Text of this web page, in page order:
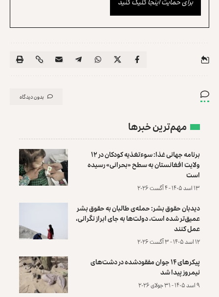
بدون دیدگاه
مهم‌ترین خبرها
برنامه جهانی غذا: سوءتغذیه کودکان در ۱۲
ولایت افغانستان به سطح «بحرانی» رسیده
است
۱۳ اسد ۱۴۰۵ - ۴ آگست ۲۰۲۶
دیدبان حقوق بشر: حمله‌ی طالبان به حقوق بشر
عمیق‌تر شده است، دولت‌ها به جای ابراز نگرانی،
عمل کنند
۱۲ اسد ۱۴۰۵ - ۳ آگست ۲۰۲۶
پیکرهای ۱۴ جوان مفقودشده در دشت‌های
نیمروز پیدا شد
۹ اسد ۱۴۰۵ - ۳۱ جولای ۲۰۲۶